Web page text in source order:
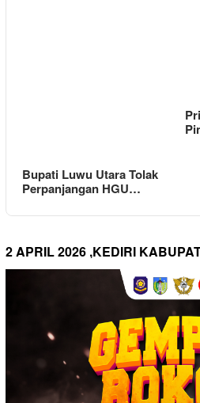
Bupati Luwu Utara Tolak
Perpanjangan HGU…
2 APRIL 2026 ,KEDIRI